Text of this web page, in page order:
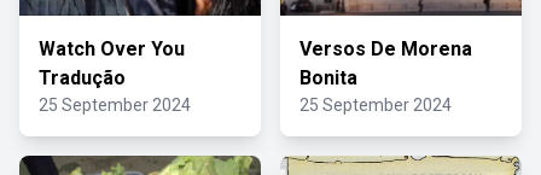
Watch Over You
Tradução
25 September 2024
Versos De Morena
Bonita
25 September 2024